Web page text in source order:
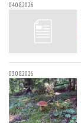
04.08.2026
03.08.2026